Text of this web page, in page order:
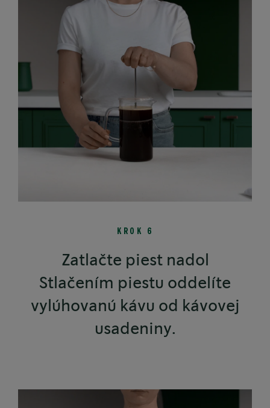
KROK 6
Zatlačte piest nadol
Stlačením piestu oddelíte
vylúhovanú kávu od kávovej
usadeniny.